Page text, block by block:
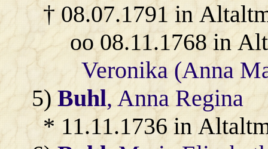
† 08.07.1791 in
oo 08.11.1768 in
Veronika (Anna
5)Buhl, Anna Regina
* 11.11.1736 in